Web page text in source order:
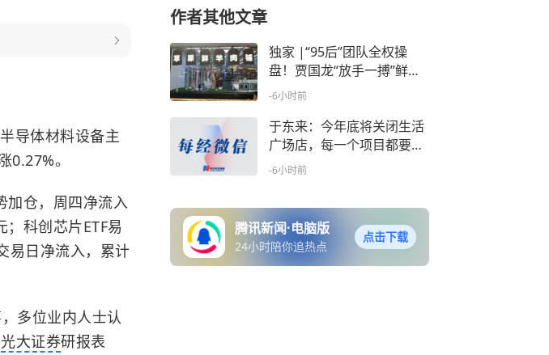
导体材料设备主
。
加仓，周四净流入
科创芯片ETF易
易日净流入，累计
多位业内人士认
光大证券研报表
作者其他文章
独家 |“95后”团队全权操
盘！贾国龙“放手一搏”鲜羊
赛道
-6小时前
于东来：今年底将关闭生活
广场店，每一个项目都要是
国际一流品质，达不到的都
-6小时前
腾讯新闻·电脑版
24小时陪你追热点
点击下载